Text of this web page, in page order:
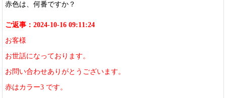
赤色は、何番ですか？
ご返事：2024-10-16 09:11:24
お客様
お世話になっております。
お問い合わせありがとうございます。
赤はカラー3 です。